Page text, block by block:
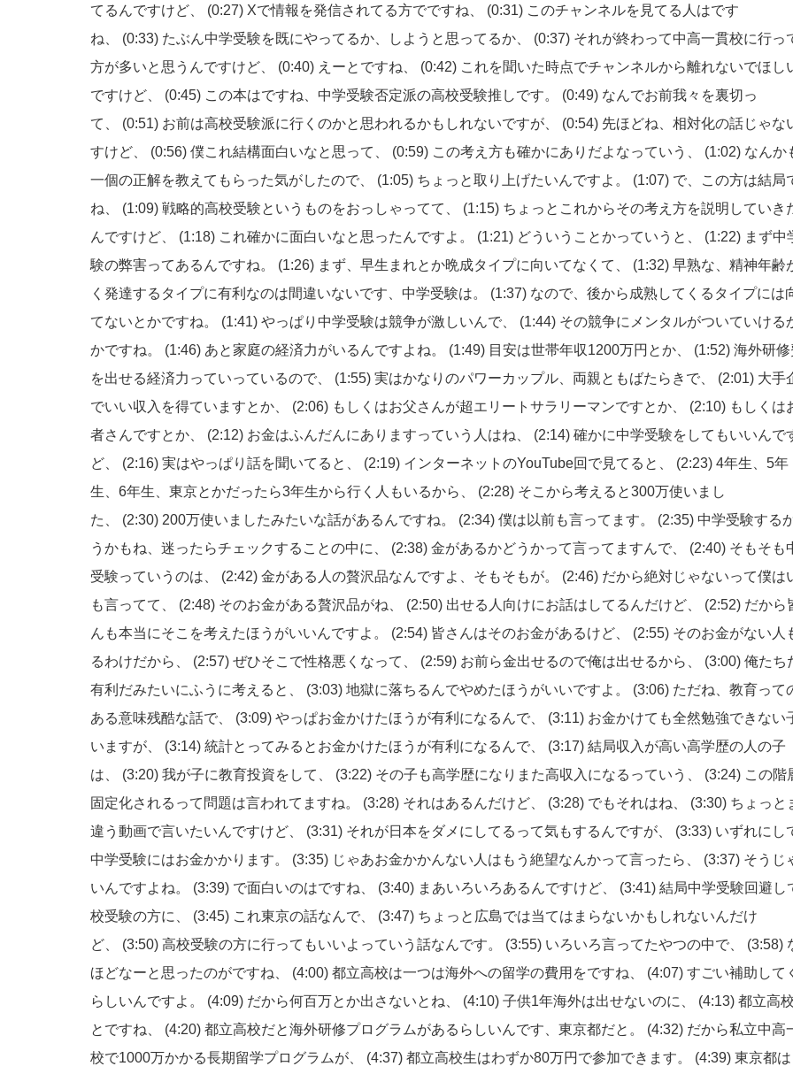
てるんですけど、
(0:27) Xで情報を発信されてる方でですね、 (0:31) このチャンネルを見てる人はです
ね、
(0:33) たぶん中学受験を既にやってるか、しようと思ってるか、 (0:37) それが終わって中高一貫校に行っ
方が多いと思うんですけど、
(0:40) えーとですね、 (0:42) これを聞いた時点でチャンネルから離れないでほし
ですけど、
(0:45) この本はですね、中学受験否定派の高校受験推しです。 (0:49) なんでお前我々を裏切っ
て、
(0:51) お前は高校受験派に行くのかと思われるかもしれないですが、 (0:54) 先ほどね、相対化の話じゃな
すけど、
(0:56) 僕これ結構面白いなと思って、 (0:59) この考え方も確かにありだよなっていう、 (1:02) なんか
一個の正解を教えてもらった気がしたので、
(1:05) ちょっと取り上げたいんですよ。 (1:07) で、この方は結局
ね、
(1:09) 戦略的高校受験というものをおっしゃってて、 (1:15) ちょっとこれからその考え方を説明していき
んですけど、
(1:18) これ確かに面白いなと思ったんですよ。 (1:21) どういうことかっていうと、 (1:22) まず中
験の弊害ってあるんですね。
(1:26) まず、早生まれとか晩成タイプに向いてなくて、 (1:32) 早熟な、精神年齢
く発達するタイプに有利なのは間違いないです、中学受験は。
(1:37) なので、後から成熟してくるタイプには
てないとかですね。
(1:41) やっぱり中学受験は競争が激しいんで、 (1:44) その競争にメンタルがついていける
かですね。
(1:46) あと家庭の経済力がいるんですよね。 (1:49) 目安は世帯年収1200万円とか、 (1:52) 海外研修
を出せる経済力っていっているので、
(1:55) 実はかなりのパワーカップル、両親ともばたらきで、 (2:01) 大手
でいい収入を得ていますとか、
(2:06) もしくはお父さんが超エリートサラリーマンですとか、 (2:10) もしくは
者さんですとか、
(2:12) お金はふんだんにありますっていう人はね、 (2:14) 確かに中学受験をしてもいいんで
ど、
(2:16) 実はやっぱり話を聞いてると、 (2:19) インターネットのYouTube回で見てると、 (2:23) 4年生、5年
生、6年生、東京とかだったら3年生から行く人もいるから、
(2:28) そこから考えると300万使いまし
た、
(2:30) 200万使いましたみたいな話があるんですね。 (2:34) 僕は以前も言ってます。 (2:35) 中学受験する
うかもね、迷ったらチェックすることの中に、
(2:38) 金があるかどうかって言ってますんで、 (2:40) そもそも
受験っていうのは、
(2:42) 金がある人の贅沢品なんですよ、そもそもが。 (2:46) だから絶対じゃないって僕は
も言ってて、
(2:48) そのお金がある贅沢品がね、 (2:50) 出せる人向けにお話はしてるんだけど、 (2:52) だから
んも本当にそこを考えたほうがいいんですよ。
(2:54) 皆さんはそのお金があるけど、 (2:55) そのお金がない人
るわけだから、
(2:57) ぜひそこで性格悪くなって、 (2:59) お前ら金出せるので俺は出せるから、 (3:00) 俺たち
有利だみたいにふうに考えると、
(3:03) 地獄に落ちるんでやめたほうがいいですよ。 (3:06) ただね、教育って
ある意味残酷な話で、
(3:09) やっぱお金かけたほうが有利になるんで、 (3:11) お金かけても全然勉強できない
いますが、
(3:14) 統計とってみるとお金かけたほうが有利になるんで、 (3:17) 結局収入が高い高学歴の人の子
は、
(3:20) 我が子に教育投資をして、 (3:22) その子も高学歴になりまた高収入になるっていう、 (3:24) この階
固定化されるって問題は言われてますね。
(3:28) それはあるんだけど、 (3:28) でもそれはね、 (3:30) ちょっと
違う動画で言いたいんですけど、
(3:31) それが日本をダメにしてるって気もするんですが、 (3:33) いずれにし
中学受験にはお金かかります。
(3:35) じゃあお金かかんない人はもう絶望なんかって言ったら、 (3:37) そうじ
いんですよね。
(3:39) で面白いのはですね、 (3:40) まあいろいろあるんですけど、 (3:41) 結局中学受験回避し
校受験の方に、
(3:45) これ東京の話なんで、 (3:47) ちょっと広島では当てはまらないかもしれないんだけ
ど、
(3:50) 高校受験の方に行ってもいいよっていう話なんです。 (3:55) いろいろ言ってたやつの中で、 (3:58)
ほどなーと思ったのがですね、
(4:00) 都立高校は一つは海外への留学の費用をですね、 (4:07) すごい補助して
らしいんですよ。
(4:09) だから何百万とか出さないとね、 (4:10) 子供1年海外は出せないのに、 (4:13) 都立高
とですね、
(4:20) 都立高校だと海外研修プログラムがあるらしいんです、東京都だと。 (4:32) だから私立中高
校で1000万かかる長期留学プログラムが、
(4:37) 都立高校生はわずか80万円で参加できます。 (4:39) 東京都は